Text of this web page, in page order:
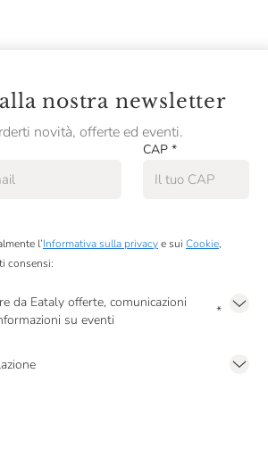
nostra newsletter
novità, offerte ed eventi.
CAP *
l’Informativa sulla privacye sui Cookie,
consensi:
da Eataly offerte, comunicazioni
su eventi
*
personalizzate, in caso di consenso prestato ai